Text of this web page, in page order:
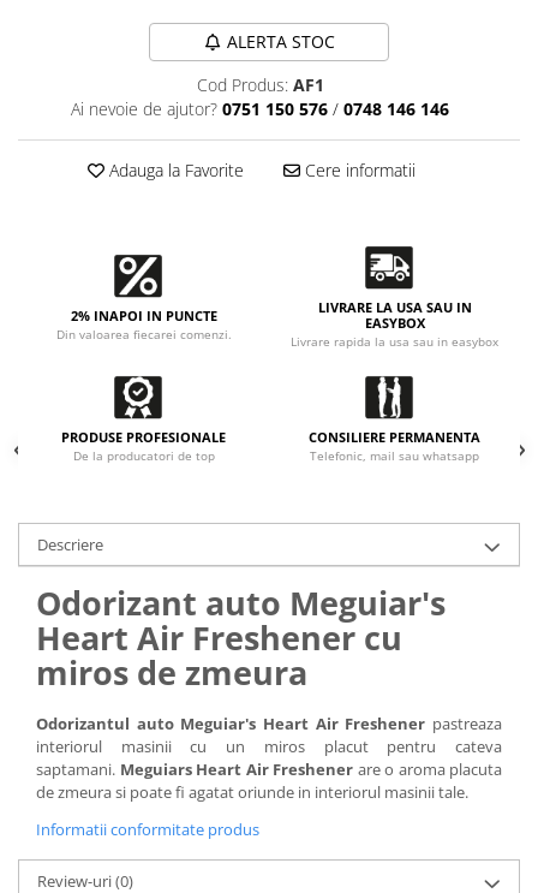
DETAILING RAPID EXTERIOR
Solutii detailing rapid
Accesorii detailing rapid
CONSUMABILE AUTO
ALERTA STOC
Cod Produs: AF1
Ai nevoie de ajutor? 0751 150 576 / 0748 146 146
Adauga la Favorite Cere informatii
2% INAPOI IN PUNCTE
Din valoarea fiecarei comenzi.
LIVRARE LA USA SAU IN
EASYBOX
Livrare rapida la usa sau in easybox
PRODUSE PROFESIONALE
De la producatori de top
CONSILIERE PERMANENTA
Telefonic, mail sau whatsapp
Descriere
Odorizant auto Meguiar's
Heart Air Freshener cu
miros de zmeura
Odorizantul auto Meguiar's Heart Air Freshener pastreaza
interiorul masinii cu un miros placut pentru cateva
saptamani. Meguiars Heart Air Freshener are o aroma placuta
de zmeura si poate fi agatat oriunde in interiorul masinii tale.
Informatii conformitate produs
Review-uri(0)